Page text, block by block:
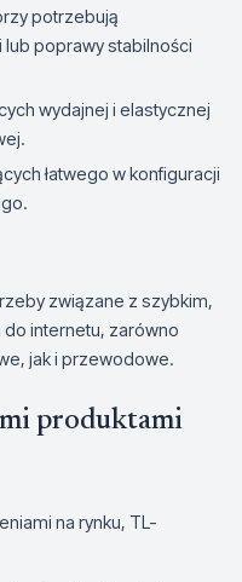
potrzebują
poprawy stabilności
wydajnej i elastycznej
łatwego w konfiguracji
związane z szybkim,
internetu, zarówno
jak i przewodowe.
produktami
na rynku, TL-